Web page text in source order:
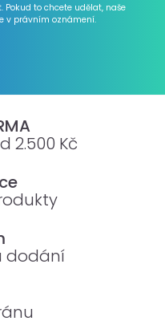
Pokud to chcete udělat, naše
v právním oznámení.
2.500 Kč
dodání